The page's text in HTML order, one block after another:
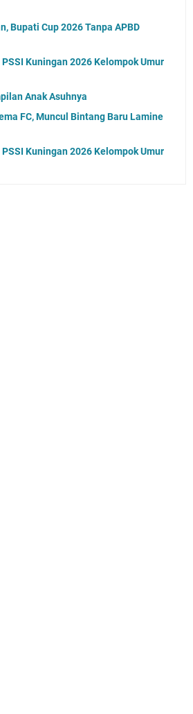
Bupati Cup 2026 Tanpa APBD
Kuningan 2026 Kelompok Umur
Anak Asuhnya
FC, Muncul Bintang Baru Lamine
Kuningan 2026 Kelompok Umur